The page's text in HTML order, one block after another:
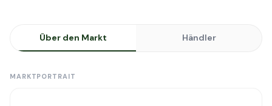
Über den Markt Händler
MARKTPORTRAIT